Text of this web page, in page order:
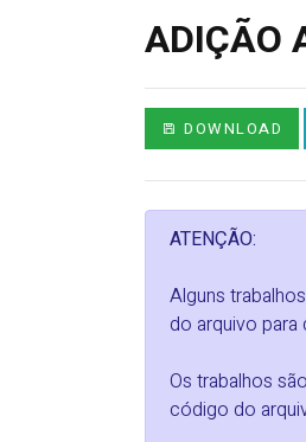
ADIÇÃO
DOWNLOAD
ATENÇÃO:
Alguns
do arquivo
Os trabalhos
código do